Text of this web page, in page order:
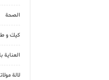
الصحة
كيك و
لالة